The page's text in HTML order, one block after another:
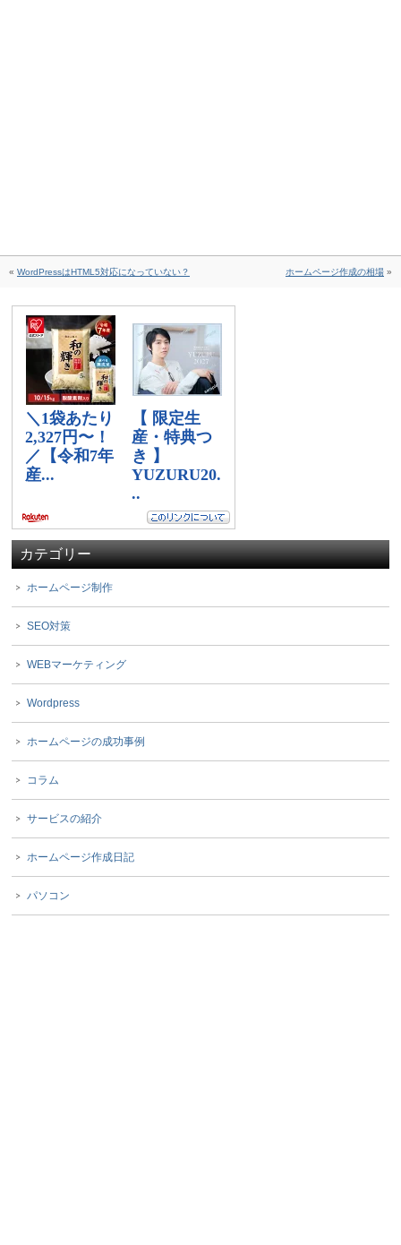
« WordPressはHTML5対応になっていない？ ホームページ作成の相場 »
カテゴリー
ホームページ制作
SEO対策
WEBマーケティング
Wordpress
ホームページの成功事例
コラム
サービスの紹介
ホームページ作成日記
パソコン